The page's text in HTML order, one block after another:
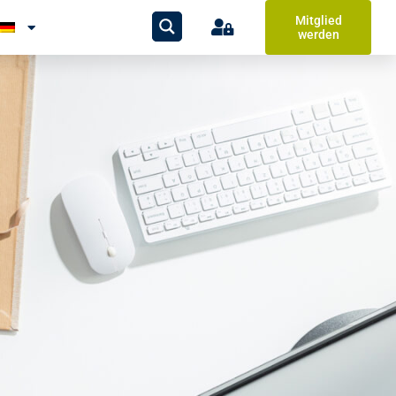
Mitglied
werden